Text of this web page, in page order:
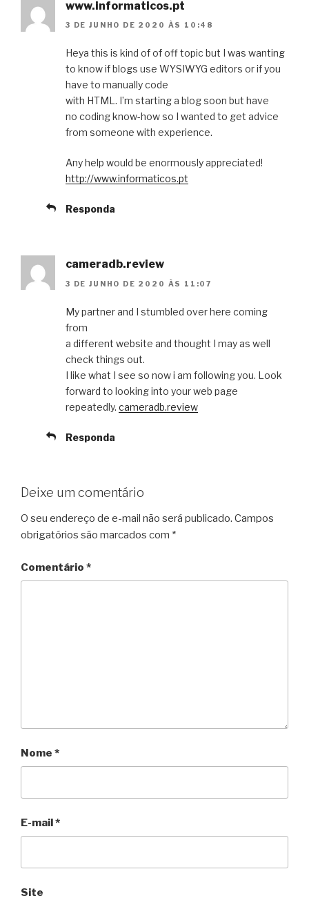
www.informaticos.pt
3 DE JUNHO DE 2020 ÀS 10:48
Heya this is kind of of off topic but I was wanting
to know if blogs use WYSIWYG editors or if you
have to manually code
with HTML. I’m starting a blog soon but have
no coding know-how so I wanted to get advice
from someone with experience.
Any help would be enormously appreciated!
http://www.informaticos.pt
Responda
cameradb.review
3 DE JUNHO DE 2020 ÀS 11:07
My partner and I stumbled over here coming
from
a different website and thought I may as well
check things out.
I like what I see so now i am following you. Look
forward to looking into your web page
repeatedly. cameradb.review
Responda
Deixe um comentário
O seu endereço de e-mail não será publicado. Campos
obrigatórios são marcados com *
Comentário *
Nome *
E-mail*
Site